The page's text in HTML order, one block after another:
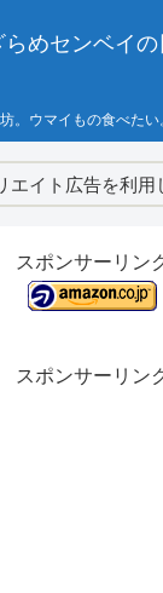
らめセンベイの
。ウマイもの食べたい
エイト広告を利用
スポンサーリン
スポンサーリン